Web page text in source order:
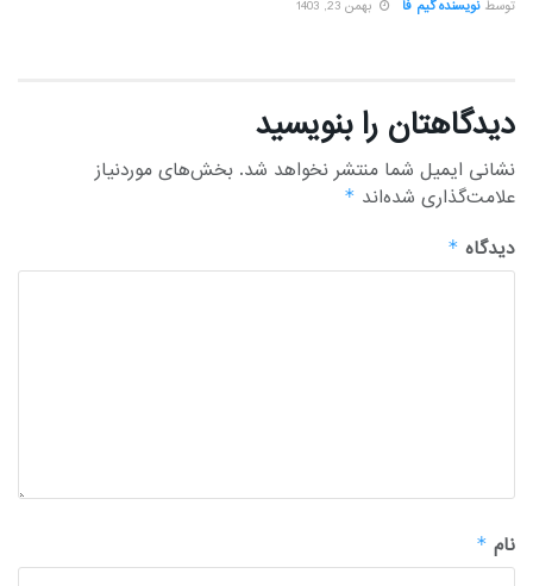
توسط نویسنده گیم فا بهمن 23, 1403
دیدگاهتان را بنویسید
نشانی ایمیل شما منتشر نخواهد شد. بخش‌های موردنیاز
علامت‌گذاری شده‌اند *
دیدگاه *
نام *